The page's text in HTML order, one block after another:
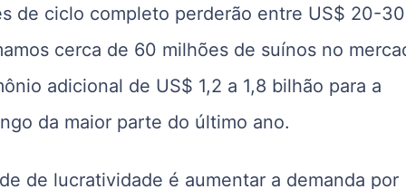
de ciclo completo perderão entre US$ 20-
cerca de 60 milhões de suínos no
adicional de US$ 1,2 a 1,8 bilhão para a
da maior parte do último ano.
de lucratividade é aumentar a demanda por